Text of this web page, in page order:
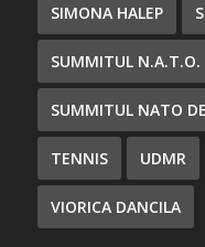
SIMONA HALEP
SUMMITUL N.A.T.O.
SUMMITUL NATO
TENNIS UDMR
VIORICA DANCILA